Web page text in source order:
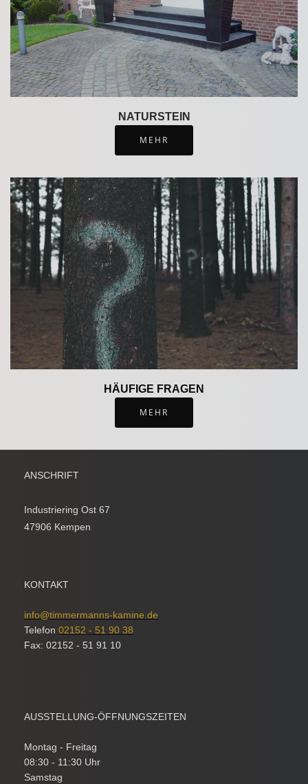
NATURSTEIN
MEHR
HÄUFIGE FRAGEN
MEHR
ANSCHRIFT
Industriering Ost 67
47906 Kempen
KONTAKT
info@timmermanns-kamine.de
Telefon 02152 - 51 90 38
Fax: 02152 - 51 91 10
AUSSTELLUNG-ÖFFNUNGSZEITEN
Montag - Freitag
08:30 - 11:30 Uhr
Samstag